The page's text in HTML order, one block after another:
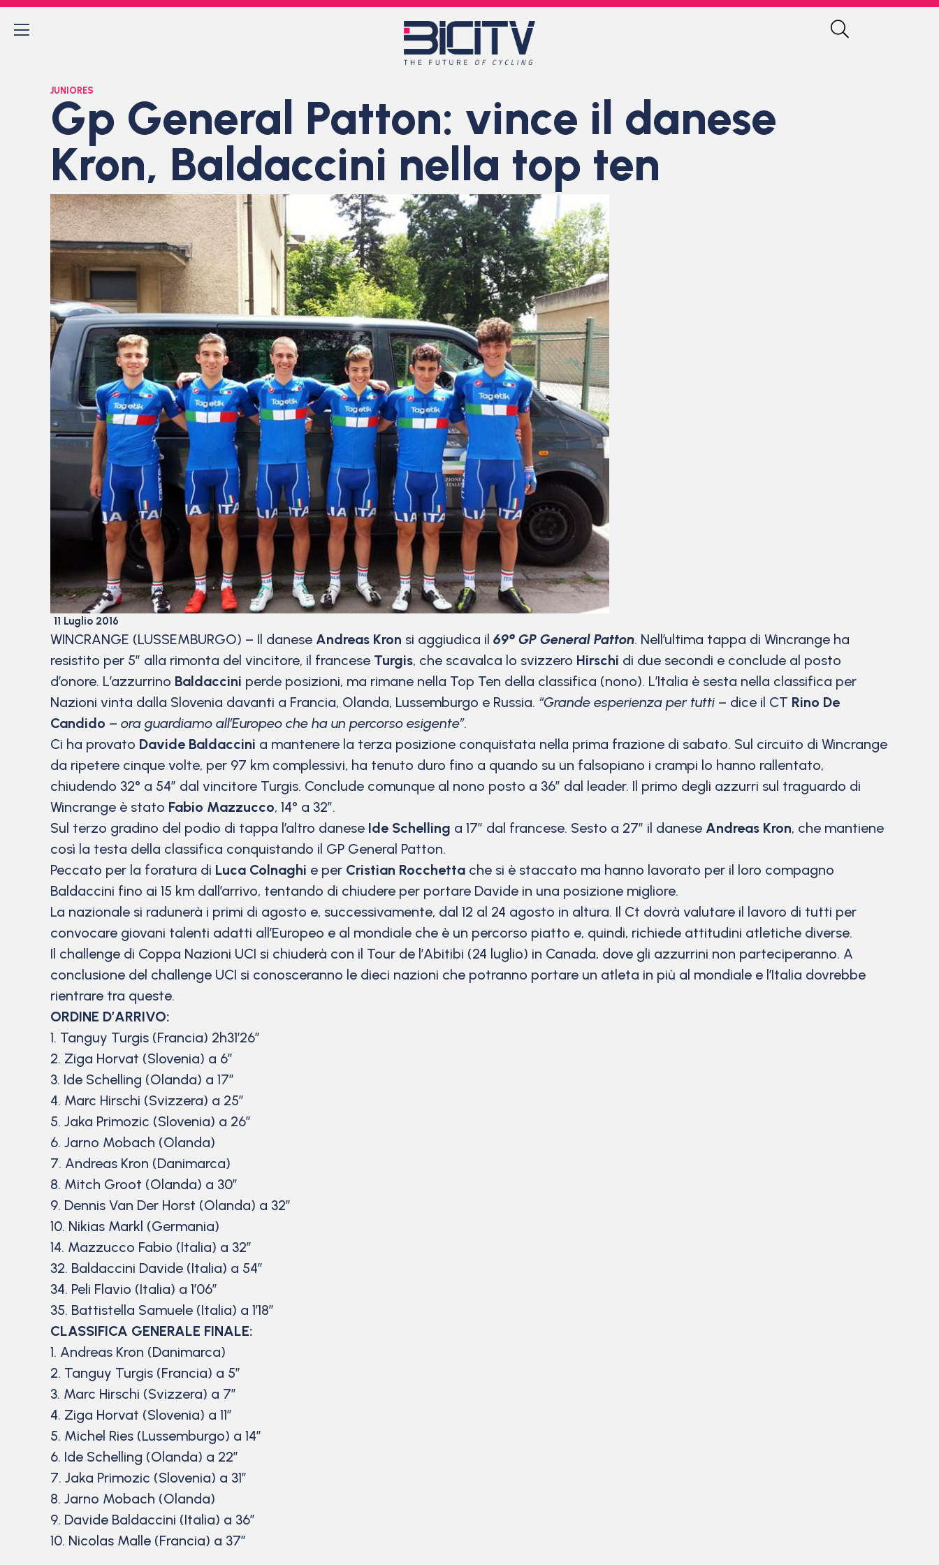
JUNIORES
Gp General Patton: vince il danese
Kron, Baldaccini nella top ten
11 Luglio 2016
WINCRANGE (LUSSEMBURGO) – Il danese Andreas Kron si aggiudica il 69° GP General Patton. Nell’ultima tappa di Wincrange ha
resistito per 5” alla rimonta del vincitore, il francese Turgis, che scavalca lo svizzero Hirschi di due secondi e conclude al posto
d’onore. L’azzurrino Baldaccini perde posizioni, ma rimane nella Top Ten della classifica (nono). L’Italia è sesta nella classifica per
Nazioni vinta dalla Slovenia davanti a Francia, Olanda, Lussemburgo e Russia. “Grande esperienza per tutti – dice il CT Rino De
Candido – ora guardiamo all’Europeo che ha un percorso esigente”.
Ci ha provato Davide Baldaccini a mantenere la terza posizione conquistata nella prima frazione di sabato. Sul circuito di Wincrange
da ripetere cinque volte, per 97 km complessivi, ha tenuto duro fino a quando su un falsopiano i crampi lo hanno rallentato,
chiudendo 32° a 54” dal vincitore Turgis. Conclude comunque al nono posto a 36” dal leader. Il primo degli azzurri sul traguardo di
Wincrange è stato Fabio Mazzucco, 14° a 32”.
Sul terzo gradino del podio di tappa l’altro danese Ide Schelling a 17” dal francese. Sesto a 27” il danese Andreas Kron, che mantiene
così la testa della classifica conquistando il GP General Patton.
Peccato per la foratura di Luca Colnaghi e per Cristian Rocchetta che si è staccato ma hanno lavorato per il loro compagno
Baldaccini fino ai 15 km dall’arrivo, tentando di chiudere per portare Davide in una posizione migliore.
La nazionale si radunerà i primi di agosto e, successivamente, dal 12 al 24 agosto in altura. Il Ct dovrà valutare il lavoro di tutti per
convocare giovani talenti adatti all’Europeo e al mondiale che è un percorso piatto e, quindi, richiede attitudini atletiche diverse.
Il challenge di Coppa Nazioni UCI si chiuderà con il Tour de l’Abitibi (24 luglio) in Canada, dove gli azzurrini non parteciperanno. A
conclusione del challenge UCI si conosceranno le dieci nazioni che potranno portare un atleta in più al mondiale e l’Italia dovrebbe
rientrare tra queste.
ORDINE D’ARRIVO:
1. Tanguy Turgis (Francia) 2h31’26”
2. Ziga Horvat (Slovenia) a 6”
3. Ide Schelling (Olanda) a 17”
4. Marc Hirschi (Svizzera) a 25”
5. Jaka Primozic (Slovenia) a 26”
6. Jarno Mobach (Olanda)
7. Andreas Kron (Danimarca)
8. Mitch Groot (Olanda) a 30”
9. Dennis Van Der Horst (Olanda) a 32”
10. Nikias Markl (Germania)
14. Mazzucco Fabio (Italia) a 32″
32. Baldaccini Davide (Italia) a 54″
34. Peli Flavio (Italia) a 1’06”
35. Battistella Samuele (Italia) a 1’18”
CLASSIFICA GENERALE FINALE:
1. Andreas Kron (Danimarca)
2. Tanguy Turgis (Francia) a 5”
3. Marc Hirschi (Svizzera) a 7”
4. Ziga Horvat (Slovenia) a 11”
5. Michel Ries (Lussemburgo) a 14”
6. Ide Schelling (Olanda) a 22”
7. Jaka Primozic (Slovenia) a 31”
8. Jarno Mobach (Olanda)
9. Davide Baldaccini (Italia) a 36”
10. Nicolas Malle (Francia) a 37”